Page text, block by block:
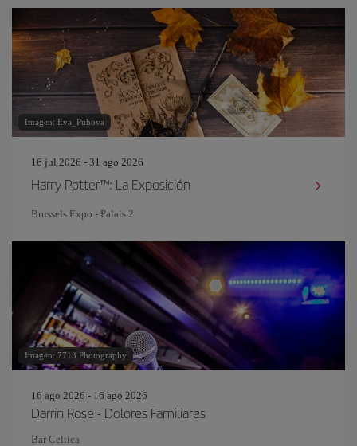
Imagen: Eva_Puhova
16 jul 2026 - 31 ago 2026
Harry Potter™: La Exposición
Brussels Expo - Palais 2
Imagen: 7713 Photography
16 ago 2026 - 16 ago 2026
Darrin Rose - Dolores Familiares
Bar Celtica